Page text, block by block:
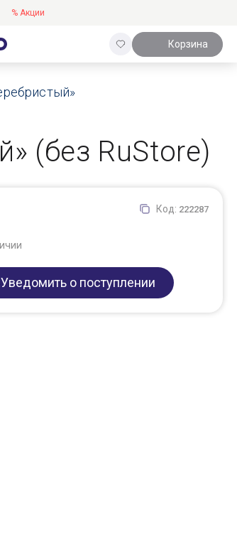
% Акции
Корзина
(без RuStore)
Код: 222287
Уведомить о поступлении